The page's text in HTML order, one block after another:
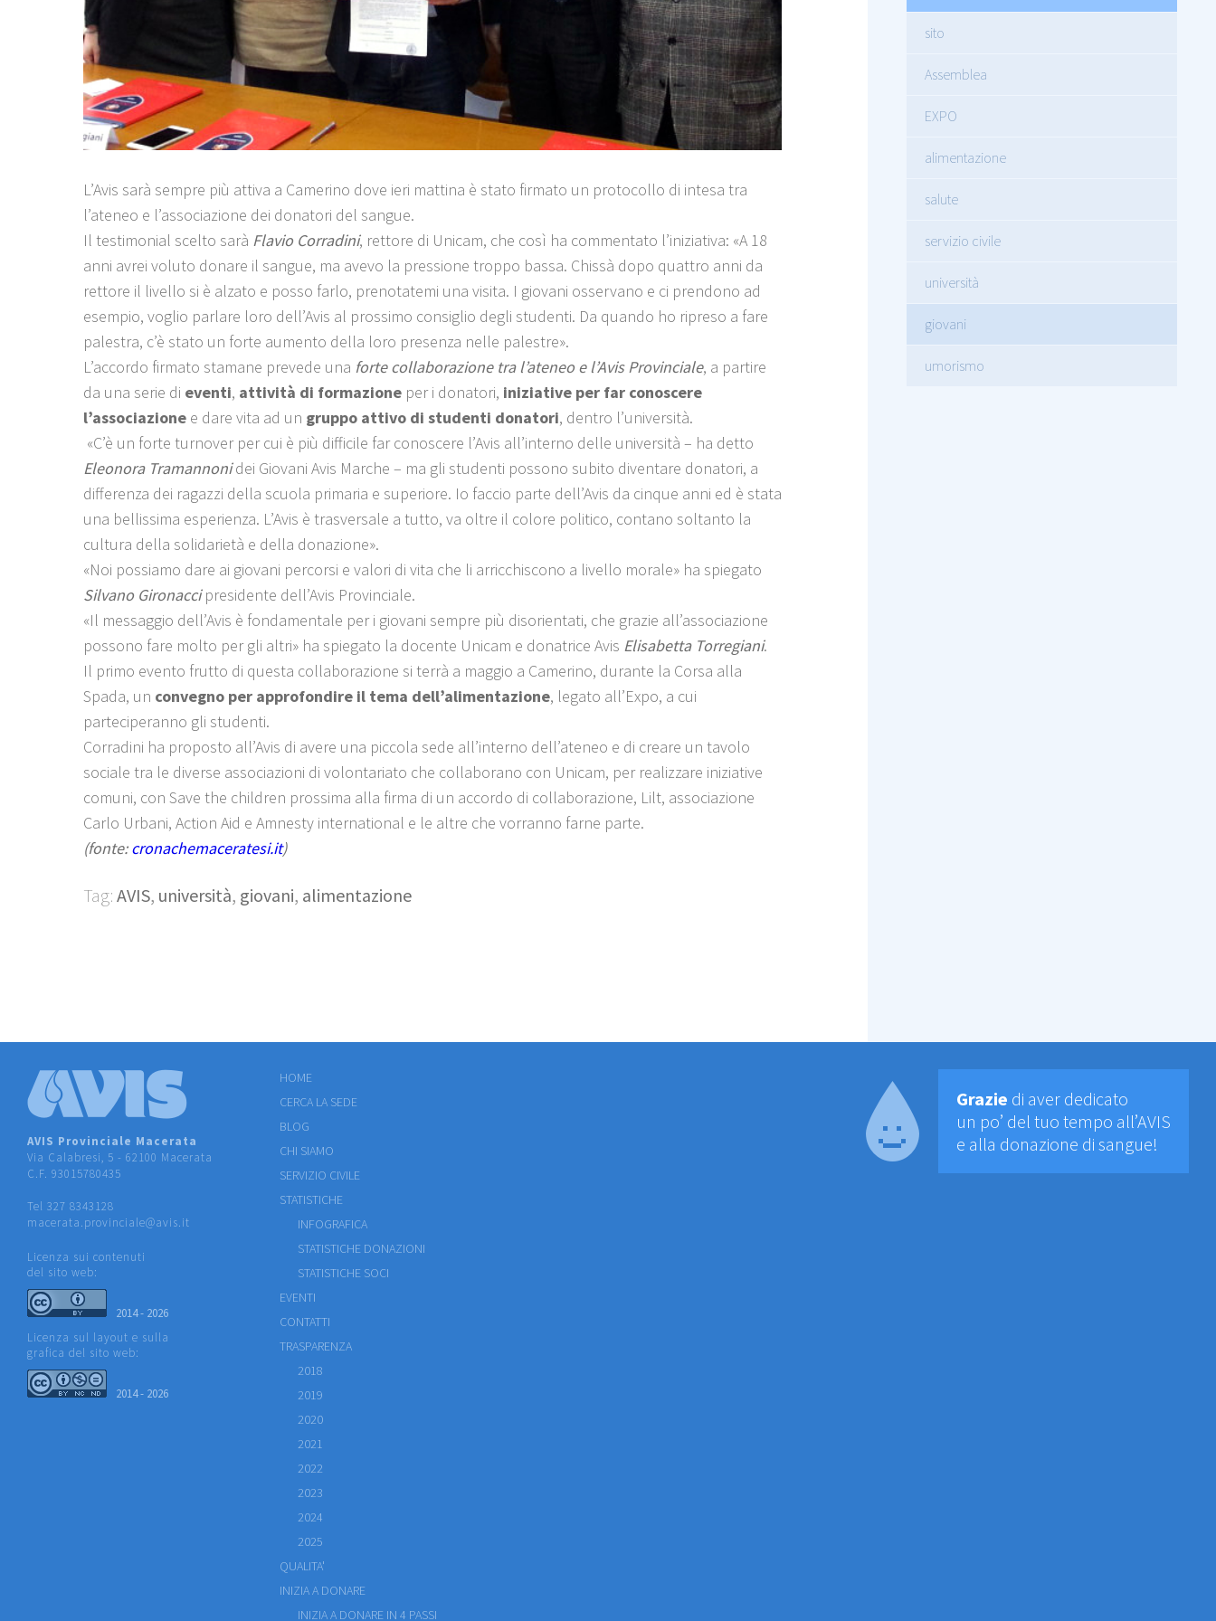
sito
Assemblea
EXPO
alimentazione
salute
servizio civile
università
giovani
umorismo
L’Avis sarà sempre più attiva a Camerino dove ieri mattina è stato firmato un protocollo di intesa tra
l’ateneo e l’associazione dei donatori del sangue.
Il testimonial scelto sarà Flavio Corradini, rettore di Unicam, che così ha commentato l’iniziativa: «A 18
anni avrei voluto donare il sangue, ma avevo la pressione troppo bassa. Chissà dopo quattro anni da
rettore il livello si è alzato e posso farlo, prenotatemi una visita. I giovani osservano e ci prendono ad
esempio, voglio parlare loro dell’Avis al prossimo consiglio degli studenti. Da quando ho ripreso a fare
palestra, c’è stato un forte aumento della loro presenza nelle palestre».
L’accordo firmato stamane prevede una forte collaborazione tra l’ateneo e l’Avis Provinciale, a partire
da una serie di eventi, attività di formazione per i donatori, iniziative per far conoscere
l’associazione e dare vita ad un gruppo attivo di studenti donatori, dentro l’università.
«C’è un forte turnover per cui è più difficile far conoscere l’Avis all’interno delle università – ha detto
Eleonora Tramannonidei Giovani Avis Marche – ma gli studenti possono subito diventare donatori, a
differenza dei ragazzi della scuola primaria e superiore. Io faccio parte dell’Avis da cinque anni ed è stata
una bellissima esperienza. L’Avis è trasversale a tutto, va oltre il colore politico, contano soltanto la
cultura della solidarietà e della donazione».
«Noi possiamo dare ai giovani percorsi e valori di vita che li arricchiscono a livello morale» ha spiegato
Silvano Gironaccipresidente dell’Avis Provinciale.
«Il messaggio dell’Avis è fondamentale per i giovani sempre più disorientati, che grazie all’associazione
possono fare molto per gli altri» ha spiegato la docente Unicam e donatrice Avis Elisabetta Torregiani.
Il primo evento frutto di questa collaborazione si terrà a maggio a Camerino, durante la Corsa alla
Spada, un convegno per approfondire il tema dell’alimentazione, legato all’Expo, a cui
parteciperanno gli studenti.
Corradini ha proposto all’Avis di avere una piccola sede all’interno dell’ateneo e di creare un tavolo
sociale tra le diverse associazioni di volontariato che collaborano con Unicam, per realizzare iniziative
comuni, con Save the children prossima alla firma di un accordo di collaborazione, Lilt, associazione
Carlo Urbani, Action Aid e Amnesty international e le altre che vorranno farne parte.
(fonte:cronachemaceratesi.it)
Tag: AVIS, università, giovani, alimentazione
AVIS Provinciale Macerata
Via Calabresi, 5 - 62100 Macerata
C.F. 93015780435
Tel 327 8343128
macerata.provinciale@avis.it
Licenza sui contenuti
del sito web:
2014 - 2026
Licenza sul layout e sulla
grafica del sito web:
2014 - 2026
HOME
CERCA LA SEDE
BLOG
CHI SIAMO
SERVIZIO CIVILE
STATISTICHE
INFOGRAFICA
STATISTICHE DONAZIONI
STATISTICHE SOCI
EVENTI
CONTATTI
TRASPARENZA
2018
2019
2020
2021
2022
2023
2024
2025
QUALITA'
INIZIA A DONARE
INIZIA A DONARE IN 4 PASSI
Grazie di aver dedicato
un po’ del tuo tempo all’AVIS
e alla donazione di sangue!